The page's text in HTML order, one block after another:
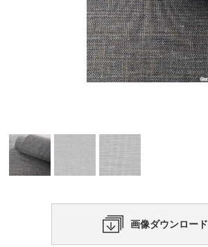
画像ダウンロード